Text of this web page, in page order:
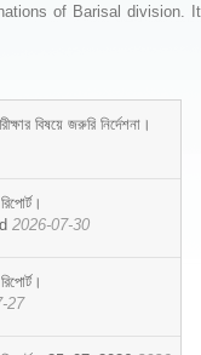
of Barisal
বিষয়ে জরুরি নির্দেশনা।
2026-07-30
27